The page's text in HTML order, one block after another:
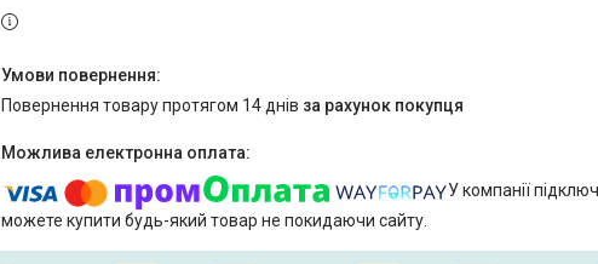
повернення товару протягом 14 днів за рахунок покупця
У компанії
можете купити будь-який товар не покидаючи сайту.